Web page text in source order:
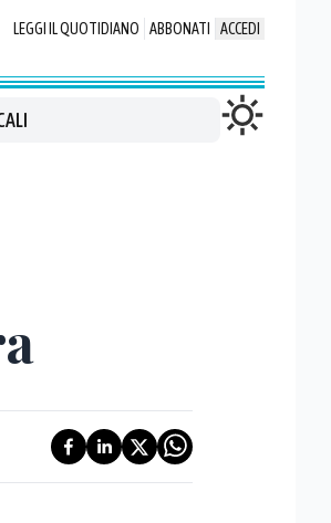
LEGGI IL QUOTIDIANO ABBONATI ACCEDI